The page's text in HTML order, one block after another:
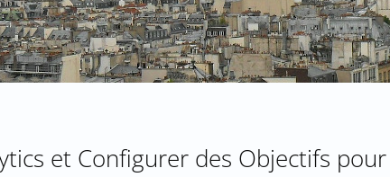
et Configurer des Objectifs